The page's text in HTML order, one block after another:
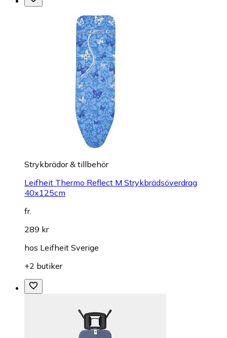
Strykbrädor & tillbehör
Leifheit Thermo Reflect M Strykbrädsöverdrag
40x125cm
fr.
289 kr
hos Leifheit Sverige
+2 butiker